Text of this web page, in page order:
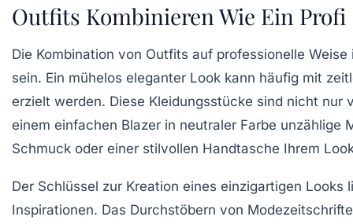
Outfits Kombinieren Wie Ein Profi
Die Kombination von Outfits auf professionelle
sein. Ein mühelos eleganter Look kann häufig mit
erzielt werden. Diese Kleidungsstücke sind nicht
einem einfachen Blazer in neutraler Farbe
Schmuck oder einer stilvollen Handtasche Ihrem
Der Schlüssel zur Kreation eines einzigartigen
Inspirationen. Das Durchstöbern von